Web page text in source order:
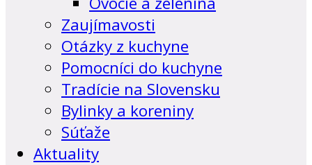
Zaujímavosti
Otázky z kuchyne
Pomocníci do kuchyne
Tradície na Slovensku
Bylinky a koreniny
Súťaže
Aktuality